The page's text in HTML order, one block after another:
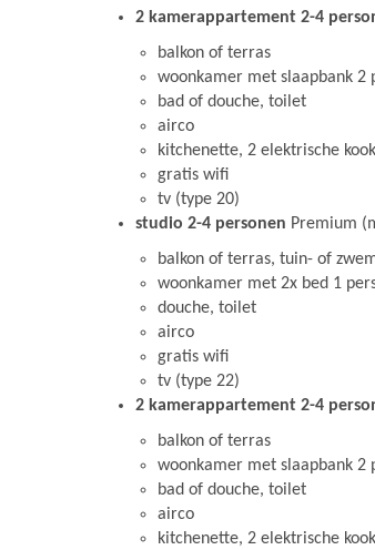
2 kamerappartement 2-4
balkon of terras
woonkamer met slaapbank 2
bad of douche, toilet
airco
kitchenette, 2 elektrische
gratis wifi
tv (type 20)
studio 2-4 personen Premium
balkon of terras, tuin- of
woonkamer met 2x bed 1
douche, toilet
airco
gratis wifi
tv (type 22)
2 kamerappartement 2-4
balkon of terras
woonkamer met slaapbank 2
bad of douche, toilet
airco
kitchenette, 2 elektrische